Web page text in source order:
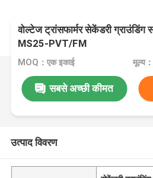
वोल्टेज ट्रांसफार्मर सेकेंडरी ग्राउंडिंग
MS25-PVT/FM
MOQ：एक इकाई
सबसे अच्छी कीमत
उत्पाद विवरण